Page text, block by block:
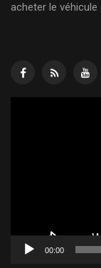
acheter le
00:00